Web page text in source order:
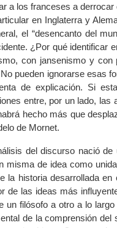
a los franceses a
en Inglaterra y
el “desencanto del
¿Por qué
con jansenismo y
pueden ignorarse esas
de explicación. Si
entre, por un lado,
hecho más que
de Mornet.
del discurso nació
misma de idea como
la historia desarrollada
de las ideas más
un filósofo a otro a lo
de la comprensión